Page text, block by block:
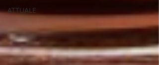
ATTUALE